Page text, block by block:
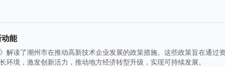
能
解读了潮州市在推动高新技术企业发展的政策措施。这些政策旨在通过
境，激发创新活力，推动地方经济转型升级，实现可持续发展。